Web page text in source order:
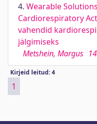
4. Wearable
Cardiorespiratory
vahendid
jälgimiseks
Metshein, Margus
Kirjeid leitud: 4
1